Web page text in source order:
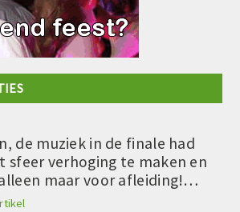
de muziek in de finale had
sfeer verhoging te maken en
maar voor afleiding!…